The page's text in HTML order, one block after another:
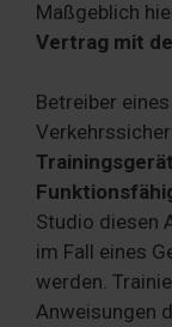
Maßgeblich
Vertrag mit
Betreiber
Studio diesen
im Fall eines
werden.
Anweisungen